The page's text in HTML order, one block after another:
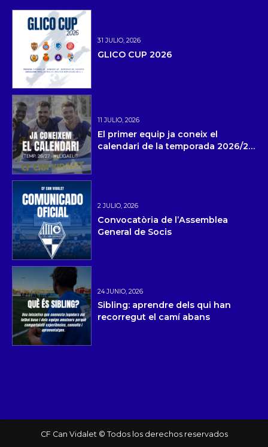
31 JULIO, 2026
GLICO CUP 2026
11 JULIO, 2026
El primer equip ja coneix el
calendari de la temporada 2026/27
2 JULIO, 2026
Convocatòria de l’Assemblea
General de Socis
24 JUNIO, 2026
Sibling: aprendre dels qui han
recorregut el camí abans
CF Can Vidalet © Todos los derechos reservados